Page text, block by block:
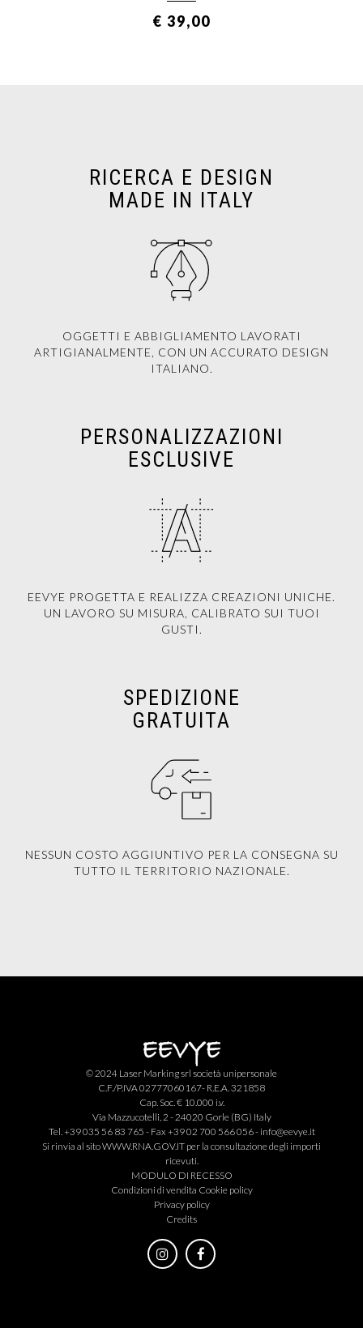
€ 39,00
RICERCA E DESIGN
MADE IN ITALY
OGGETTI E ABBIGLIAMENTO LAVORATI
ARTIGIANALMENTE, CON UN ACCURATO DESIGN
ITALIANO.
PERSONALIZZAZIONI
ESCLUSIVE
EEVYE PROGETTA E REALIZZA CREAZIONI UNICHE.
UN LAVORO SU MISURA, CALIBRATO SUI TUOI
GUSTI.
SPEDIZIONE
GRATUITA
NESSUN COSTO AGGIUNTIVO PER LA CONSEGNA SU
TUTTO IL TERRITORIO NAZIONALE.
© 2024 Laser Marking srl società unipersonale
C.F./P.IVA 02777060167- R.E.A. 321858
Cap. Soc. € 10.000 i.v.
Via Mazzucotelli, 2 - 24020 Gorle (BG) Italy
Tel. +39 035 56 83 765 - Fax +39 02 700 566 056 - info@eevye.it
Si rinvia al sitoWWW.RNA.GOV.IT per la consultazione degli importi
ricevuti.
MODULO DI RECESSO
Condizioni di vendita Cookie policy
Privacy policy
Credits